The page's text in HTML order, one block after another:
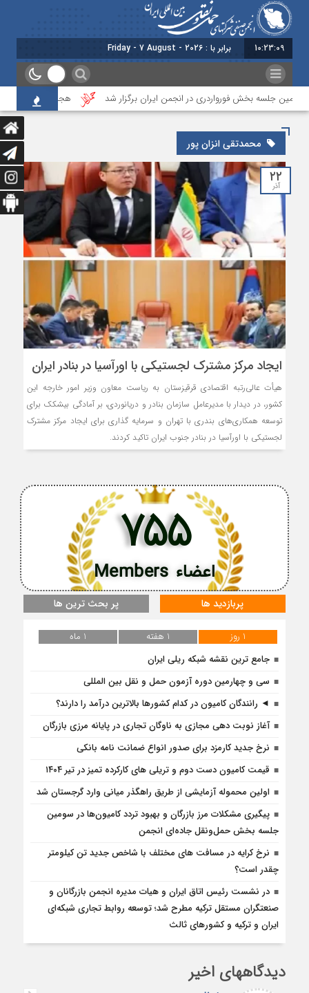
10:23:09 برابر با : Friday - 7 August - 2026
جلسه بخش فورواردری در انجمن ایران برگزار شد هجدهمین جلسه
محمدتقی انزان پور
۲۲
آذر
ایجاد مرکز مشترک لجستیکی با اورآسیا در بنادر ایران
هیأت عالی‌رتبه اقتصادی قرقیزستان به ریاست معاون وزیر امور خارجه این
کشور، در دیدار با مدیرعامل سازمان بنادر و دریانوردی، بر آمادگی بیشکک برای
توسعه همکاری‌های بندری با تهران و سرمایه گذاری برای ایجاد مرکز مشترک
لجستیکی با اورآسیا در بنادر جنوب ایران تاکید کردند.
اعضاء Members
755
پربازدید ها پر بحث ترین ها
1 روز 1 هفته
1 ماه
جامع ترین نقشه شبکه ریلی ایران
سی و چهارمین دوره آزمون حمل و نقل بین المللی
◄ رانندگان کامیون در کدام کشورها بالاترین درآمد را دارند؟
آغاز نوبت دهی مجازی به ناوگان تجاری در پایانه مرزی بازرگان
نرخ جدید کارمزد برای صدور انواع ضمانت نامه بانکی
قیمت کامیون دست دوم و تریلی‌ های کارکرده تمیز در تیر ۱۴۰۴
اولین محموله آزمایشی از طریق راهگذر میانی وارد گرجستان شد
پیگیری مشکلات مرز بازرگان و بهبود تردد کامیون‌ها در سومین
جلسه بخش حمل‌ونقل جاده‌ای انجمن
نرخ کرایه در مسافت‌ های مختلف با شاخص جدید تن کیلومتر
چقدر است؟
در نشست رئیس اتاق ایران و هیات مدیره انجمن بازرگانان و
صنعتگران مستقل ترکیه مطرح شد؛ توسعه روابط تجاری شبکه‌ای
ایران و ترکیه و کشورهای ثالث
دیدگاههای اخیر